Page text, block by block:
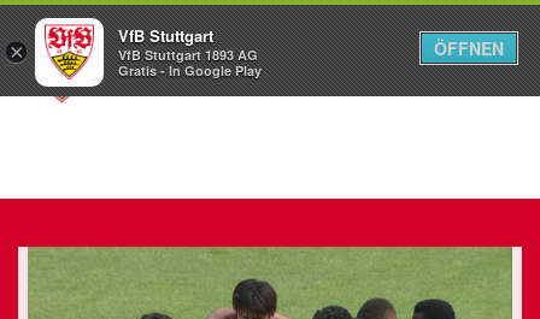
Menü
×
VfB Stuttgart
VfB Stuttgart 1893 AG
Gratis - In Google Play
ÖFFNEN